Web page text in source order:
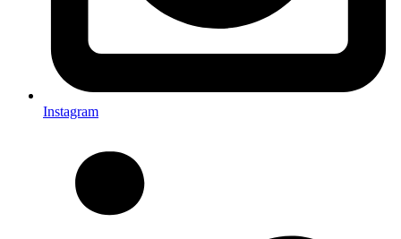
Instagram